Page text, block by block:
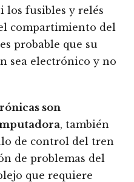
los fusibles y relés
compartimiento del
probable que su
sea electrónico y no
son
, también
de control del tren
de problemas del
que requiere